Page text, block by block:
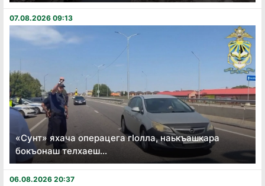
07.08.2026 09:13
«Сунт» яхача операцега гӏолла, наькъашкара
бокъонаш телхаеш...
06.08.2026 20:37